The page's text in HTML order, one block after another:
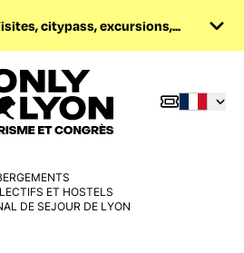
citypass, excursions,...
ET HOSTELS
DE SEJOUR DE LYON